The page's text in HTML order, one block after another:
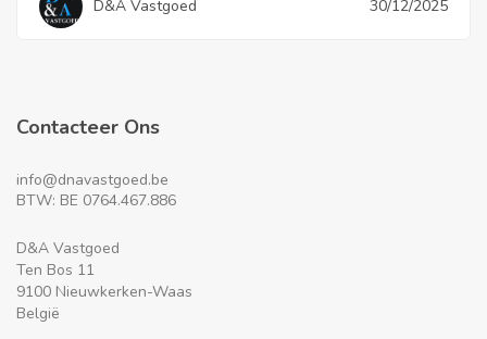
D&A Vastgoed 30/12/2025
Contacteer Ons
info@dnavastgoed.be
BTW: BE 0764.467.886
D&A Vastgoed
Ten Bos 11
9100 Nieuwkerken-Waas
België